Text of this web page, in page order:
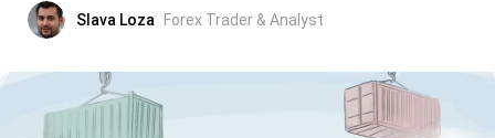
Slava Loza Forex Trader & Analyst